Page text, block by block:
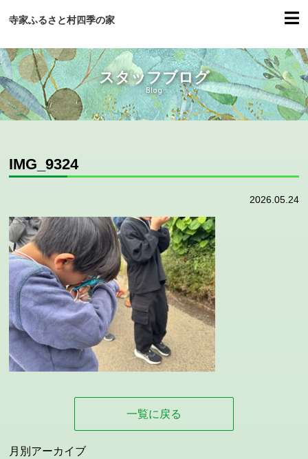
寺家ふるさと村四季の家
スタッフブログ
Blog
IMG_9324
2026.05.24
一覧に戻る
月別アーカイブ